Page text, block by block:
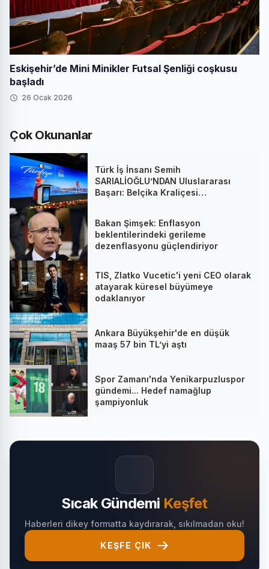
Eskişehir’de Mini Minikler Futsal Şenliği coşkusu
başladı
26 Ocak 2026
Çok Okunanlar
Türk İş İnsanı Semih
SARIALİOĞLU’NDAN Uluslararası
Başarı: Belçika Kraliçesi
Bakan Şimşek: Enflasyon
beklentilerindeki gerileme
dezenflasyonu güçlendiriyor
TIS, Zlatko Vucetic'i yeni CEO olarak
atayarak küresel büyümeye
odaklanıyor
Ankara Büyükşehir'de en düşük
maaş 57 bin TL’yi aştı
Spor Zamanı'nda Yenikarpuzluspor
gündemi... Hedef namağlup
şampiyonluk
Sıcak Gündemi Keşfet
Haberleri dikey formatta kaydırarak, sıkılmadan oku!
KEŞFE ÇIK